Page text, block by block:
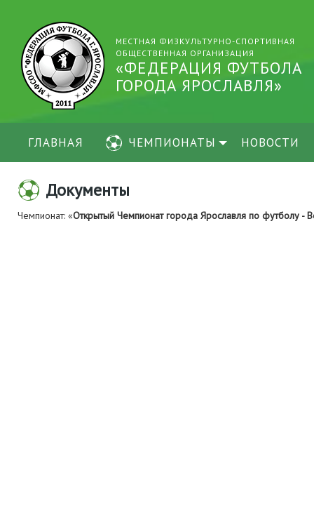
МЕСТНАЯ ФИЗКУЛЬТУРНО-СПОРТИВНАЯ
ОБЩЕСТВЕННАЯ ОРГАНИЗАЦИЯ
«ФЕДЕРАЦИЯ ФУТБОЛА
ГОРОДА ЯРОСЛАВЛЯ»
ГЛАВНАЯ ЧЕМПИОНАТЫ НОВОСТИ
Документы
Чемпионат: «Открытый Чемпионат города Ярославля по футболу -